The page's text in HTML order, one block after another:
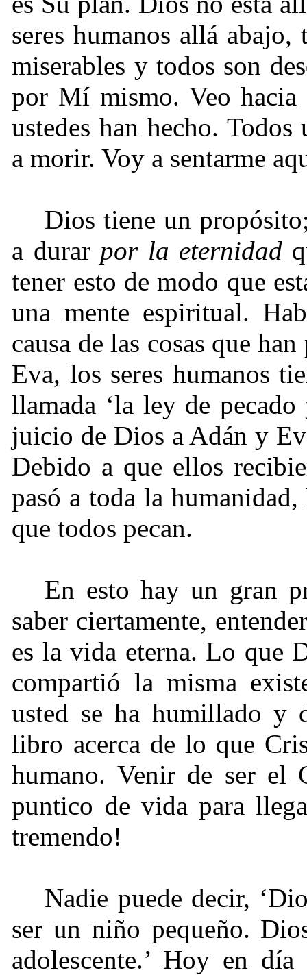
seres humanos allá
miserables y todos son
por Mí mismo. Veo hacia
ustedes han hecho.
a morir. Voy a sentarme
Dios tiene un
a durar por la eternidad
tener esto de modo que
una mente espiritual.
causa de las cosas que
Eva, los seres humanos
llamada ‘la ley de
juicio de Dios a Adán y
Debido a que ellos
pasó a toda la
que todos pecan.
En esto hay un gran
saber ciertamente,
es la vida eterna. Lo que
compartió la misma
usted se ha humillado y
libro acerca de lo que
humano. Venir de ser el
puntico de vida para
tremendo!
Nadie puede decir,
ser un niño pequeño.
adolescente.’ Hoy en